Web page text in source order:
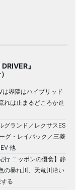
』
は界隈はハイブリッド
れは止まるどころか進
グランド／レクサスES
グ・レイバック／三菱
他
行 ニッポンの優食】静
の暴れ川、天竜川沿い
る